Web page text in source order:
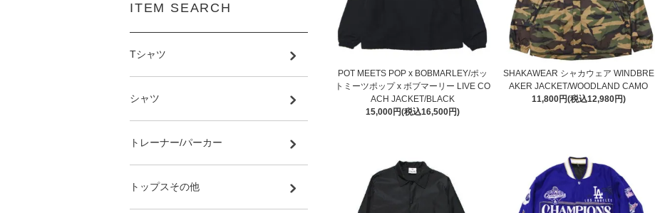
POT MEETS POP x BOBMARLEY/ポッ
トミーツポップ x ボブマーリー LIVE CO
ACH JACKET/BLACK
15,000円(税込16,500円)
SHAKAWEAR シャカウェア WINDBRE
AKER JACKET/WOODLAND CAMO
11,800円(税込12,980円)
ITEM SEARCH
Tシャツ
シャツ
トレーナー/パーカー
トップスその他